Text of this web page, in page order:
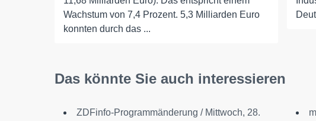
Wachstum von 7,4 Prozent. 5,3 Milliarden Euro
konnten durch das ...
Das könnte Sie auch interessieren
ZDFinfo-Programmänderung / Mittwoch, 28.